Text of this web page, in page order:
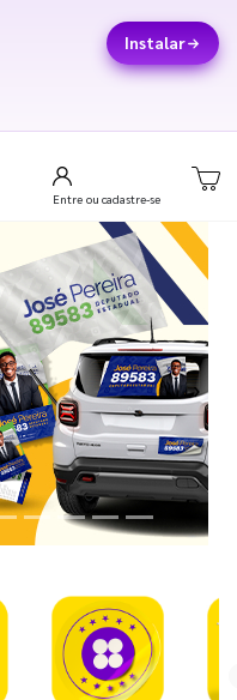
Instalar
Entre ou cadastre-se
Next